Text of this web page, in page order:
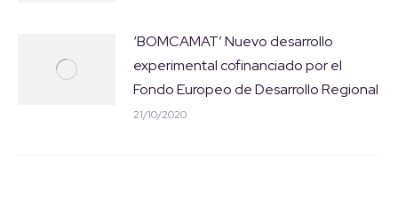
‘BOMCAMAT’ Nuevo desarrollo
experimental cofinanciado por el
Fondo Europeo de Desarrollo Regional
21/10/2020